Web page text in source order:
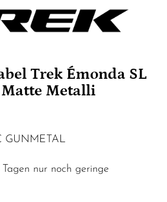
Trek Émonda SL
Metalli
GUNMETAL
nur noch geringe